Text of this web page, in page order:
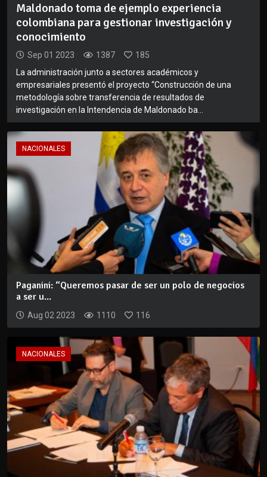
Maldonado toma de ejemplo experiencia
colombiana para gestionar investigación y
conocimiento
Sep 01 2023 1387
185
La administración junto a sectores académicos y
empresariales presentó el proyecto “Construcción de una
metodología sobre transferencia de resultados de
investigación en la Intendencia de Maldonado ba...
NACIONALES
Paganini: “Queremos pasar de ser un polo de negocios
a ser u...
Aug 02 2023 1110 116
NACIONALES